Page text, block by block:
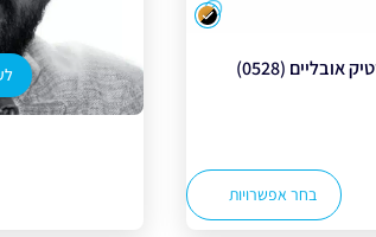
(0528)
בחר אפשרויות
צבע